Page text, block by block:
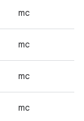
mc
mc
mc
mc